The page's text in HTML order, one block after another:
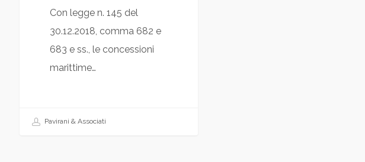
Con legge n. 145 del
30.12.2018, comma 682 e
683 e ss., le concessioni
marittime…
Pavirani & Associati